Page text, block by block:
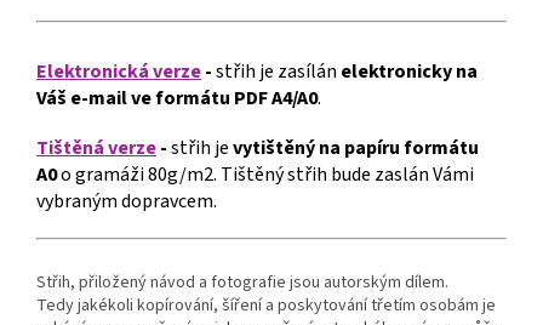
Elektronická verze-střih je zasílán elektronickyna
Váš e-mail ve formátu PDF A4/A0.
Tištěná verze-střih jevytištěný na papíru formátu
A0o gramáži 80g/m2. Tištěný střih bude zaslán Vámi
vybraným dopravcem.
Střih, přiložený návod a fotografie jsou autorským dílem.
Tedy jakékoli kopírování, šíření a poskytování třetím osobám je